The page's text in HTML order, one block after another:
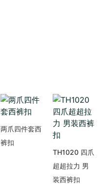
两爪四件套西
裤扣
TH1020 四爪
超超拉力 男
装西裤扣